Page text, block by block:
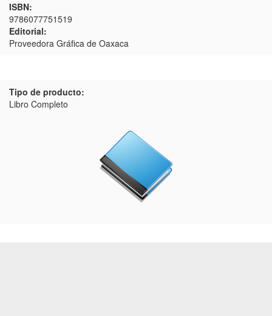
ISBN:
9786077751519
Editorial:
Proveedora Gráfica de Oaxaca
Tipo de producto:
Libro Completo